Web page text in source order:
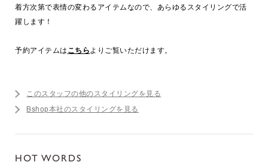
着方次第で表情の変わるアイテムなので、あらゆるスタイリングで活
躍します！
予約アイテムは こちらよりご覧いただけます。
このスタッフの他のスタイリングを見る
Bshop本社のスタイリングを見る
HOT WORDS